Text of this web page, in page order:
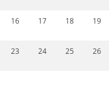
16 17 18 19
23 24 25 26